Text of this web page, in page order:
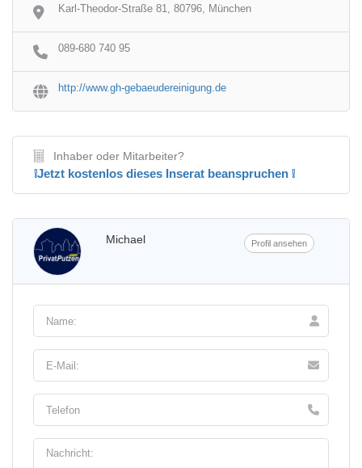
Karl-Theodor-Straße 81, 80796, München
089-680 740 95
http://www.gh-gebaeudereinigung.de
Inhaber oder Mitarbeiter?
❕Jetzt kostenlos dieses Inserat beanspruchen ❕
Michael Profil ansehen